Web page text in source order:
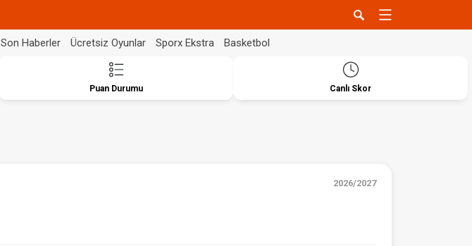
Son Haberler Ücretsiz Oyunlar Sporx Ekstra Basketbol
Puan Durumu Canlı Skor
2026/2027